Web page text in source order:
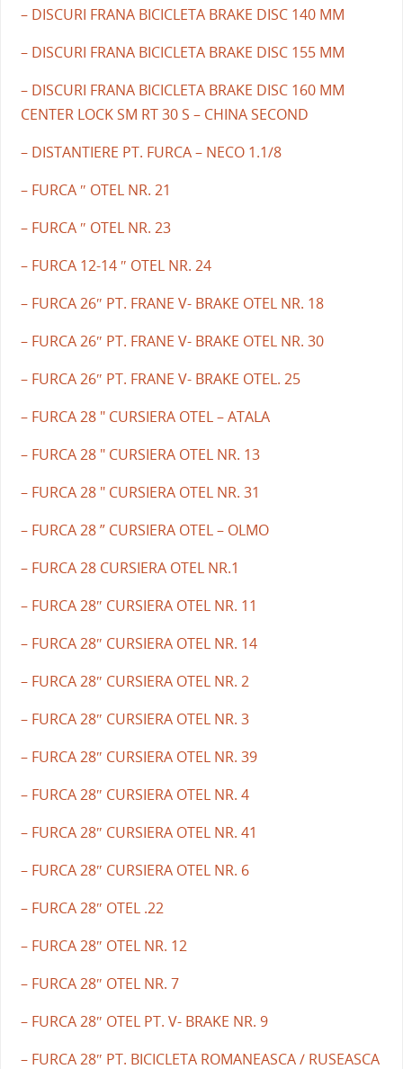
– DISCURI FRANA BICICLETA BRAKE DISC 140 MM
– DISCURI FRANA BICICLETA BRAKE DISC 155 MM
– DISCURI FRANA BICICLETA BRAKE DISC 160 MM
CENTER LOCK SM RT 30 S – CHINA SECOND
– DISTANTIERE PT. FURCA – NECO 1.1/8
– FURCA ″ OTEL NR. 21
– FURCA ″ OTEL NR. 23
– FURCA 12-14 ″ OTEL NR. 24
– FURCA 26″ PT. FRANE V- BRAKE OTEL NR. 18
– FURCA 26″ PT. FRANE V- BRAKE OTEL NR. 30
– FURCA 26″ PT. FRANE V- BRAKE OTEL. 25
– FURCA 28 " CURSIERA OTEL – ATALA
– FURCA 28 " CURSIERA OTEL NR. 13
– FURCA 28 " CURSIERA OTEL NR. 31
– FURCA 28 ” CURSIERA OTEL – OLMO
– FURCA 28 CURSIERA OTEL NR.1
– FURCA 28″ CURSIERA OTEL NR. 11
– FURCA 28″ CURSIERA OTEL NR. 14
– FURCA 28″ CURSIERA OTEL NR. 2
– FURCA 28″ CURSIERA OTEL NR. 3
– FURCA 28″ CURSIERA OTEL NR. 39
– FURCA 28″ CURSIERA OTEL NR. 4
– FURCA 28″ CURSIERA OTEL NR. 41
– FURCA 28″ CURSIERA OTEL NR. 6
– FURCA 28″ OTEL .22
– FURCA 28″ OTEL NR. 12
– FURCA 28″ OTEL NR. 7
– FURCA 28″ OTEL PT. V- BRAKE NR. 9
– FURCA 28″ PT. BICICLETA ROMANEASCA / RUSEASCA